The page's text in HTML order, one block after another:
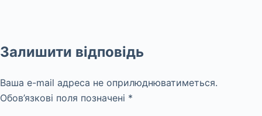
Залишити відповідь
Ваша e-mail адреса не оприлюднюватиметься.
Обов’язкові поля позначені *